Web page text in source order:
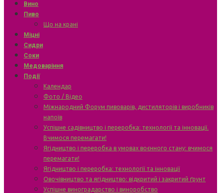
Вино
Пиво
Що на крані
Міцні
Сидри
Соки
Медоваріння
Події
Календар
Фото / Відео
Міжнародний Форум пивоварів, дистиляторів і виробників
напоїв
Успішне садівництво і переробка: технології та інновації.
Вчимося перемагати!
Ягідництво і переробка в умовах воєнного стану: вчимося
перемагати!
Ягідництво і переробка: технології та інновації
Овочівництво та ягідництво: відкритий і закритий ґрунт
Успішне виноградарство і виноробство